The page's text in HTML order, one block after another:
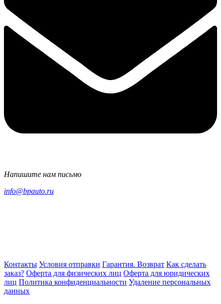
Напишите нам письмо
info@bpauto.ru
Контакты Условия отправки Гарантия. Возврат Как сделать
заказ? Оферта для физических лиц Оферта для юридических
лиц Политика конфиденциальности Удаление персональных
данных